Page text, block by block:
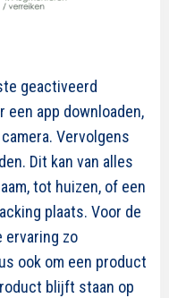
geactiveerd
een app downloaden,
Vervolgens
Dit kan van alles
tot huizen, of een
plaats. Voor de
ervaring zo
ook om een product
blijft staan op